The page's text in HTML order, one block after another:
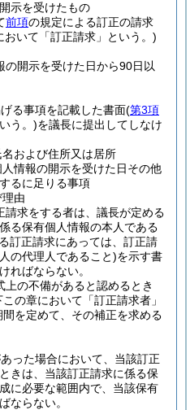
示を受けたもの
前項の規定による訂正の請求
おいて「訂正請求」という。)
開示を受けた日から90日以
る事項を記載した書面(第3項
う。)を議長に提出してしなけ
および住所又は居所
情報の開示を受けた日その他
るに足りる事項
由
請求をする者は、議長が定める
る保有個人情報の本人である
訂正請求にあっては、訂正請
の代理人であること)を示す書
ればならない。
の不備があると認めるとき
の章において「訂正請求者」
を定めて、その補正を求める
った場合において、当該訂正
きは、当該訂正請求に係る保
に必要な範囲内で、当該保有
ならない。